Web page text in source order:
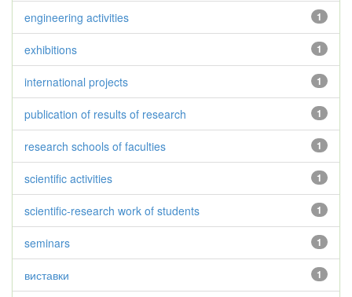
1
engineering activities
1
exhibitions
1
international projects
1
publication of results of research
1
research schools of faculties
1
scientific activities
1
scientific-research work of students
1
seminars
1
виставки